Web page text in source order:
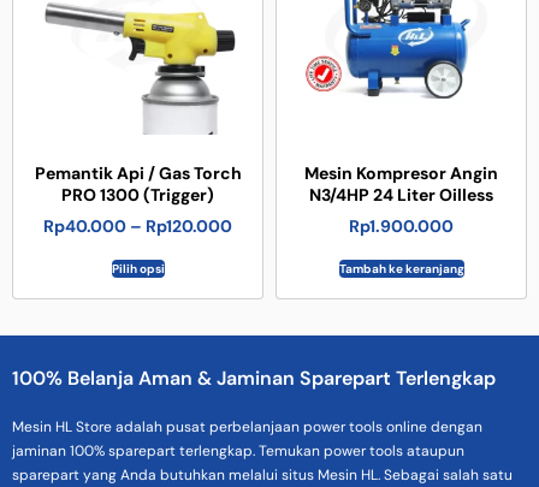
Pemantik Api / Gas Torch
PRO 1300 (Trigger)
Rp40.000 – Rp120.000
Pilih opsi
Mesin Kompresor Angin
N3/4HP 24 Liter Oilless
Rp1.900.000
Tambah ke keranjang
100% Belanja Aman & Jaminan Sparepart Terlengkap
Mesin HL Store adalah pusat perbelanjaan power tools online dengan
jaminan 100% sparepart terlengkap. Temukan power tools ataupun
sparepart yang Anda butuhkan melalui situs Mesin HL. Sebagai salah satu